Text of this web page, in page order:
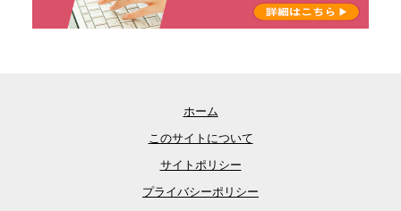
ホーム
このサイトについて
サイトポリシー
プライバシーポリシー